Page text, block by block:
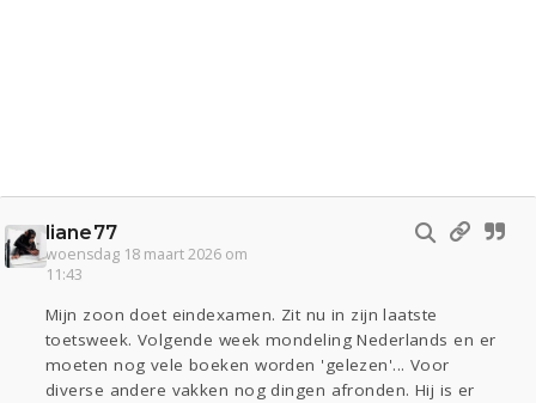
liane77
woensdag 18 maart 2026 om
11:43
Mijn zoon doet eindexamen. Zit nu in zijn laatste
toetsweek. Volgende week mondeling Nederlands en er
moeten nog vele boeken worden 'gelezen'... Voor
diverse andere vakken nog dingen afronden. Hij is er